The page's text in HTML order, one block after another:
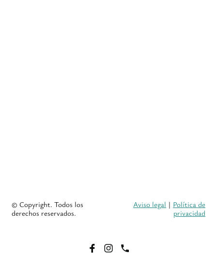
© Copyright. Todos los
derechos reservados.
Aviso legal | Política de
privacidad